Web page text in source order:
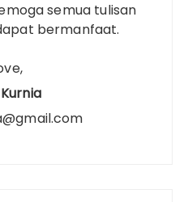
semua tulisan
bermanfaat.